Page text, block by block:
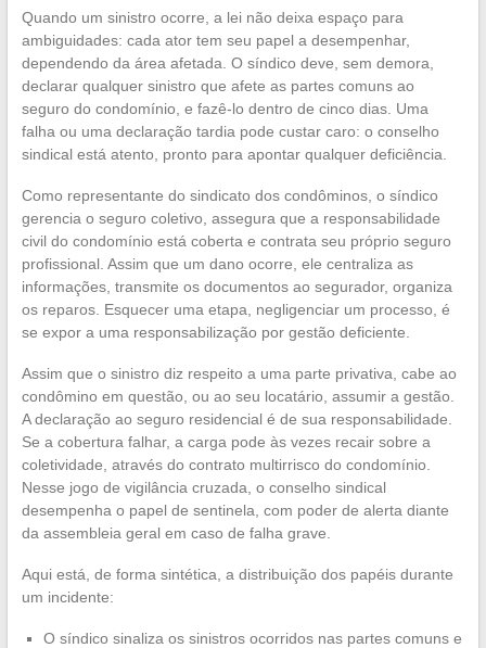
Quando um sinistro ocorre, a lei não deixa espaço para
ambiguidades: cada ator tem seu papel a desempenhar,
dependendo da área afetada. O síndico deve, sem demora,
declarar qualquer sinistro que afete as partes comuns ao
seguro do condomínio, e fazê-lo dentro de cinco dias. Uma
falha ou uma declaração tardia pode custar caro: o conselho
sindical está atento, pronto para apontar qualquer deficiência.
Como representante do sindicato dos condôminos, o síndico
gerencia o seguro coletivo, assegura que a responsabilidade
civil do condomínio está coberta e contrata seu próprio seguro
profissional. Assim que um dano ocorre, ele centraliza as
informações, transmite os documentos ao segurador, organiza
os reparos. Esquecer uma etapa, negligenciar um processo, é
se expor a uma responsabilização por gestão deficiente.
Assim que o sinistro diz respeito a uma parte privativa, cabe ao
condômino em questão, ou ao seu locatário, assumir a gestão.
A declaração ao seguro residencial é de sua responsabilidade.
Se a cobertura falhar, a carga pode às vezes recair sobre a
coletividade, através do contrato multirrisco do condomínio.
Nesse jogo de vigilância cruzada, o conselho sindical
desempenha o papel de sentinela, com poder de alerta diante
da assembleia geral em caso de falha grave.
Aqui está, de forma sintética, a distribuição dos papéis durante
um incidente:
O síndico sinaliza os sinistros ocorridos nas partes comuns e